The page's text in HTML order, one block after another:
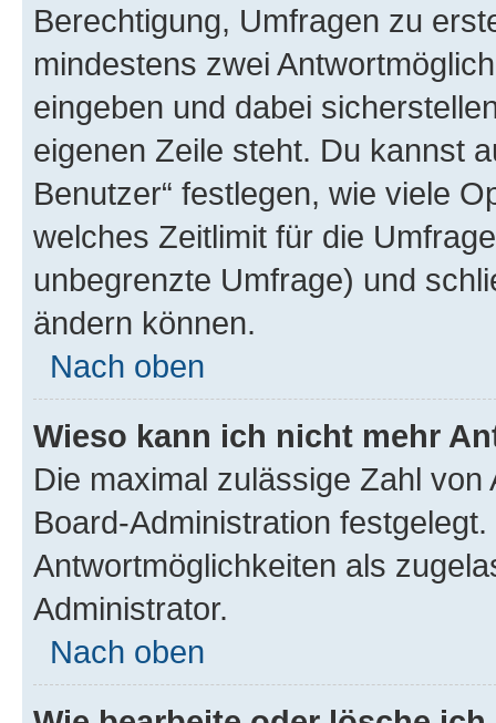
Berechtigung, Umfragen zu
mindestens zwei
eingeben und dabei
eigenen Zeile steht. Du kannst
Benutzer“ festlegen, wie viele
welches Zeitlimit für die
unbegrenzte Umfrage) und
ändern können.
Nach oben
Wieso kann ich nicht mehr
Die maximal zulässige Zahl
Board-Administration
Antwortmöglichkeiten als
Administrator.
Nach oben